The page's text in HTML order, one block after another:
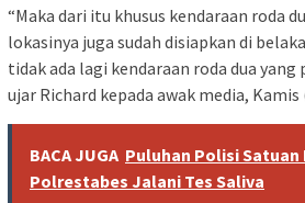
“Maka dari itu khusus kendaraan roda
lokasinya juga sudah disiapkan di
tidak ada lagi kendaraan roda dua
ujar Richard kepada awak media, Kamis
BACA JUGA Puluhan Polisi Satuan
Polrestabes Jalani Tes Saliva